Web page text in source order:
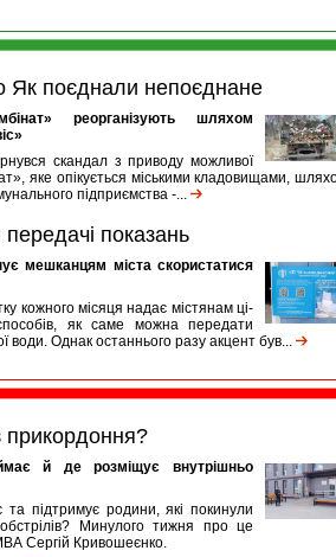
Як поєднали непоєднане
реорганізують шляхом
скандал з приводу можливої
яке опікується міськими кладовищами,
підприємства -...
показань
мешканцям міста скористатися
кожного місяця надає містянам ці-
як саме можна передати
води. Однак останнього разу акцент був...
прикордоння?
й де розміщує внутрішньо
підтримує родини, які покинули
Минулого тижня про це
Сергій Кривошеєнко.